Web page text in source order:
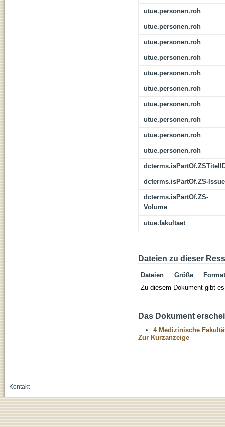
utue.personen.roh
utue.personen.roh
utue.personen.roh
utue.personen.roh
utue.personen.roh
utue.personen.roh
utue.personen.roh
utue.personen.roh
utue.personen.roh
utue.personen.roh
dcterms.isPartOf.ZS-Issue
dcterms.isPartOf.ZS-
Volume
utue.fakultaet
Dateien zu dieser
Dateien Größe
Format
Zu diesem Dokument gibt
Das Dokument
4 Medizinische
Zur Kurzanzeige
Kontakt